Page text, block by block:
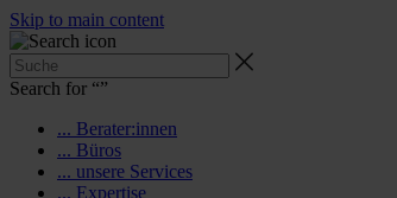
Skip to main content
Search for “”
... Berater:innen
... Büros
... unsere Services
... Expertise